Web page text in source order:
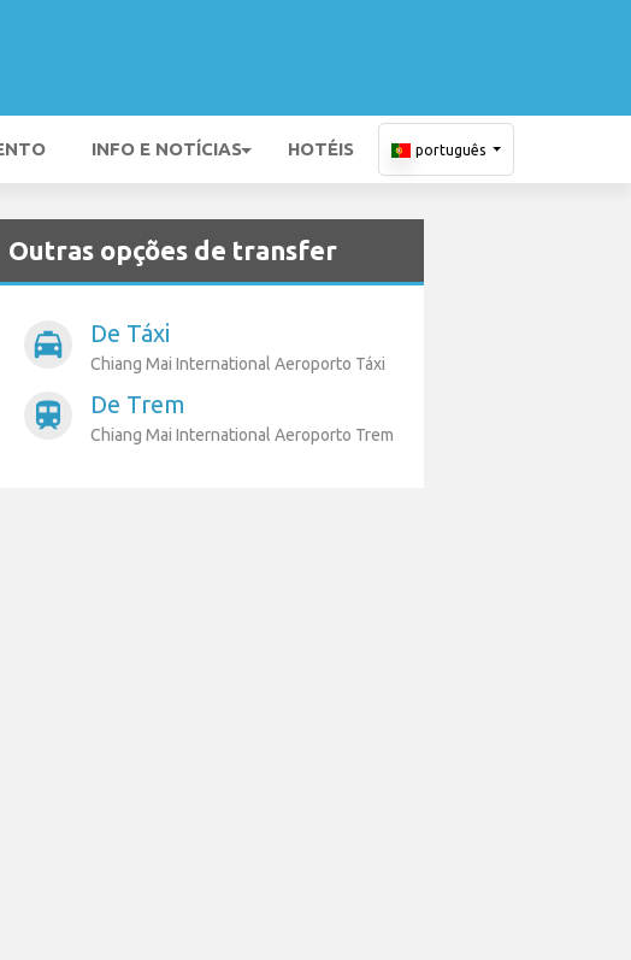
INFO E NOTÍCIAS HOTÉIS português
Outras opções de transfer
local_taxi De Táxi
Chiang Mai International Aeroporto Táxi
train De Trem
Chiang Mai International Aeroporto Trem